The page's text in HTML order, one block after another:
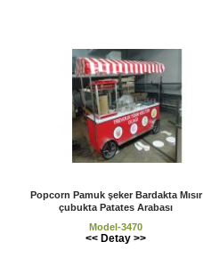
Popcorn Pamuk şeker Bardakta Mısır
çubukta Patates Arabası
Model-3470
<< Detay >>